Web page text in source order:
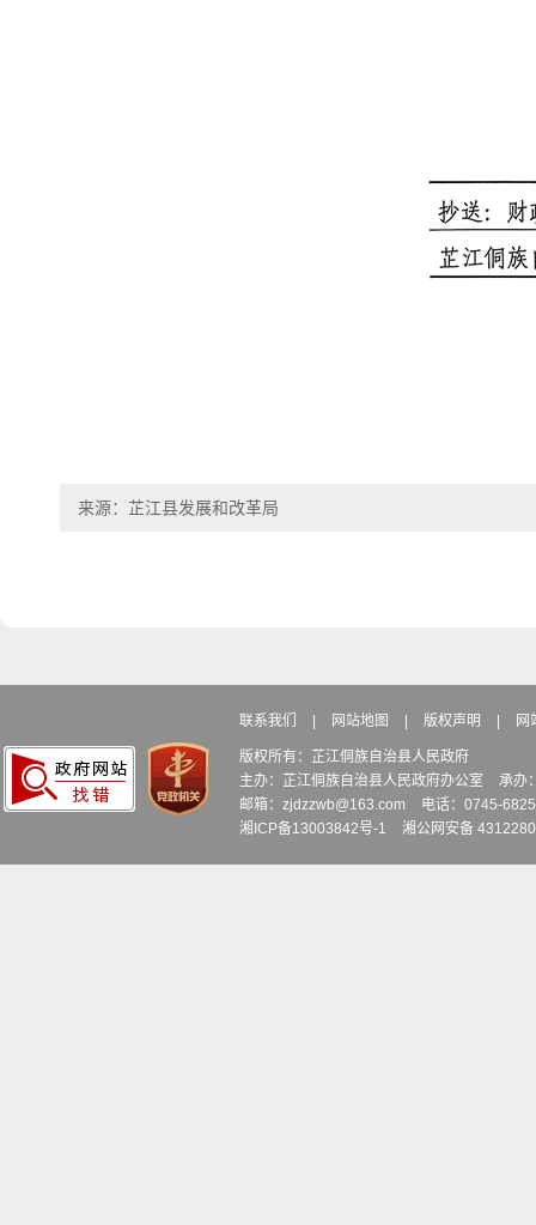
来源：芷江县发展和改革局
联系我们 网站地图 版权声明 网
版权所有：芷江侗族自治县人民政府
主办：芷江侗族自治县人民政府办公室
承办
邮箱：zjdzzwb@163.com
电话：0745-
湘ICP备13003842号-1
湘公网安备